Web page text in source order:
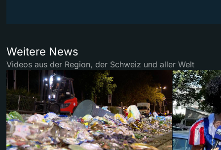
Weitere News
Videos aus der Region, der Schweiz und aller Welt